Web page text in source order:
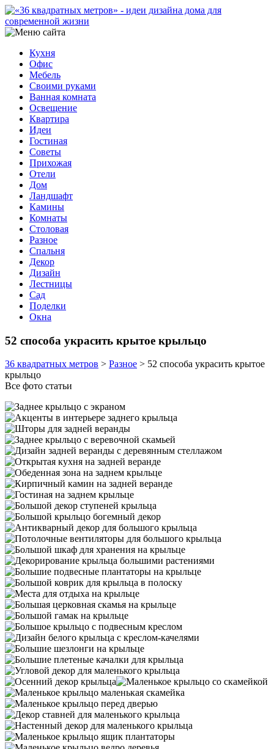
Кухня
Офис
Мебель
Своими руками
Ванная комната
Освещение
Квартира
Идеи
Гостиная
Советы
Прихожая
Отели
Дом
Ландшафт
Камины
Комнаты
Столовая
Разное
Спальня
Декор
Дизайн
Лестницы
Сад
Поделки
Окна
52 способа украсить крытое крыльцо
36 квадратных метров > Разное > 52 способа украсить крытое
крыльцо
Все фото статьи